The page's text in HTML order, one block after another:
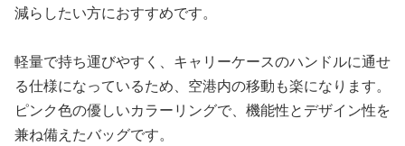
減らしたい方におすすめです。
軽量で持ち運びやすく、キャリーケースのハンドルに通せ
る仕様になっているため、空港内の移動も楽になります。
ピンク色の優しいカラーリングで、機能性とデザイン性を
兼ね備えたバッグです。